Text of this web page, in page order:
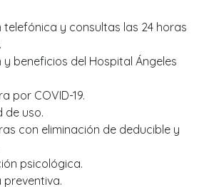
telefónica y consultas las 24 horas
y beneficios del Hospital Ángeles
por COVID-19.
de uso.
con eliminación de deducible y
psicológica.
preventiva.